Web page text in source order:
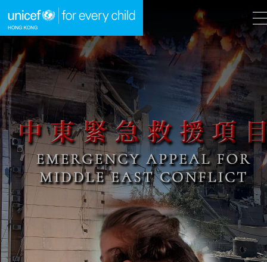
跳到內容（按回車鍵）
A A A 繁
主頁
我們的工作
立即行動